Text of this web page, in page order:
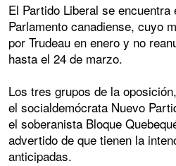
El Partido Liberal se encuentra
Parlamento canadiense, cuyo
por Trudeau en enero y no
hasta el 24 de marzo.
Los tres grupos de la
el socialdemócrata Nuevo
el soberanista Bloque
advertido de que tienen la
anticipadas.